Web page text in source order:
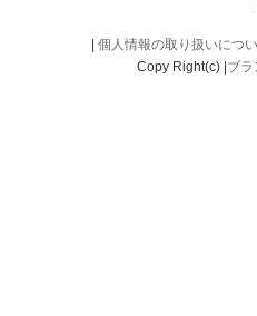
個人情報の取り扱いにつ
Copy Right(c) | ブラ